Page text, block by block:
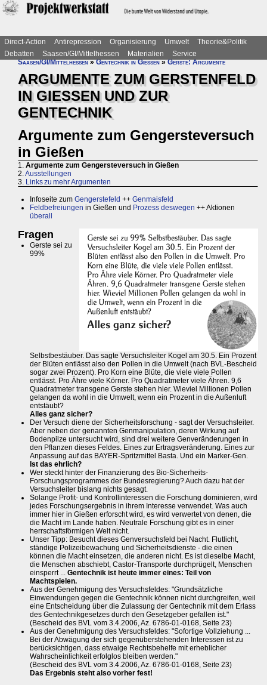
Direct-Action Antirepression Organisierung Umwelt
Theorie&Politik
Debatten
Saasen/GI/Mittelhessen Materialien
Service
Saasen/GI/Mittelhessen»Gentechnik in Gießen»Gerste: Argumente
ARGUMENTE ZUM GERSTENFELD
IN GIESSEN UND ZUR
GENTECHNIK
Argumente zum Gengersteversuch
in Gießen
1. Argumente zum Gengersteversuch in Gießen
2.Ausstellungen
3. Links zu mehr Argumenten
Infoseite zum Gengerstefeld ++ Genmaisfeld
Feldbefreiungen in Gießen und Prozess deswegen ++ Aktionen
überall
Fragen
Gerste sei zu
99%
Selbstbestäuber. Das sagte Versuchsleiter Kogel am 30.5. Ein Prozent
der Blüten entlässt also den Pollen in die Umwelt (nach BVL-Bescheid
sogar zwei Prozent). Pro Korn eine Blüte, die viele viele Pollen
entlässt. Pro Ähre viele Körner. Pro Quadratmeter viele Ähren. 9,6
Quadratmeter transgene Gerste stehen hier. Wieviel Millionen Pollen
gelangen da wohl in die Umwelt, wenn ein Prozent in die Außenluft
entstäubt?
Alles ganz sicher?
Der Versuch diene der Sicherheitsforschung - sagt der Versuchsleiter.
Aber neben der genannten Genmanipulation, deren Wirkung auf
Bodenpilze untersucht wird, sind drei weitere Genveränderungen in
den Pflanzen dieses Feldes. Eines zur Ertragsveränderung. Eines zur
Anpassung auf das BAYER-Spritzmittel Basta. Und ein Marker-Gen.
Ist das ehrlich?
Wer steckt hinter der Finanzierung des Bio-Sicherheits-
Forschungsprogrammes der Bundesregierung? Auch dazu hat der
Versuchsleiter bislang nichts gesagt.
Solange Profit- und Kontrollinteressen die Forschung dominieren, wird
jedes Forschungsergebnis in ihrem Interesse verwendet. Was auch
immer hier in Gießen erforscht wird, es wird verwertet von denen, die
die Macht im Lande haben. Neutrale Forschung gibt es in einer
herrschaftsförmigen Welt nicht.
Unser Tipp: Besucht dieses Genversuchsfeld bei Nacht. Flutlicht,
ständige Polizeibewachung und Sicherheitsdienste - die einen
können die Macht einsetzen, die anderen nicht. Es ist dieselbe Macht,
die Menschen abschiebt, Castor-Transporte durchprügelt, Menschen
einsperrt ... Gentechnik ist heute immer eines: Teil von
Machtspielen.
Aus der Genehmigung des Versuchsfeldes: "Grundsätzliche
Einwendungen gegen die Gentechnik können nicht durchgreifen, weil
eine Entscheidung über die Zulassung der Gentechnik mit dem Erlass
des Gentechnikgesetzes durch den Gesetzgeber gefallen ist."
(Bescheid des BVL vom 3.4.2006, Az. 6786-01-0168, Seite 23)
Aus der Genehmigung des Versuchsfeldes: "Sofortige Vollziehung ...
Bei der Abwägung der sich gegenüberstehenden Interessen ist zu
berücksichtigen, dass etwaige Rechtsbehelfe mit erheblicher
Wahrscheinlichkeit erfolglos bleiben werden."
(Bescheid des BVL vom 3.4.2006, Az. 6786-01-0168, Seite 23)
Das Ergebnis steht also vorher fest!